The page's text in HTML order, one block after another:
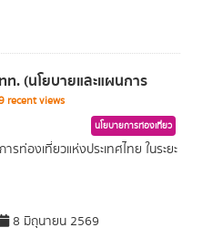
. (นโยบายและแผนการ
recent views
นโยบายการท่องเที่ยว
ท่องเที่ยวแห่งประเทศไทย ในระยะ
8 มิถุนายน 2569